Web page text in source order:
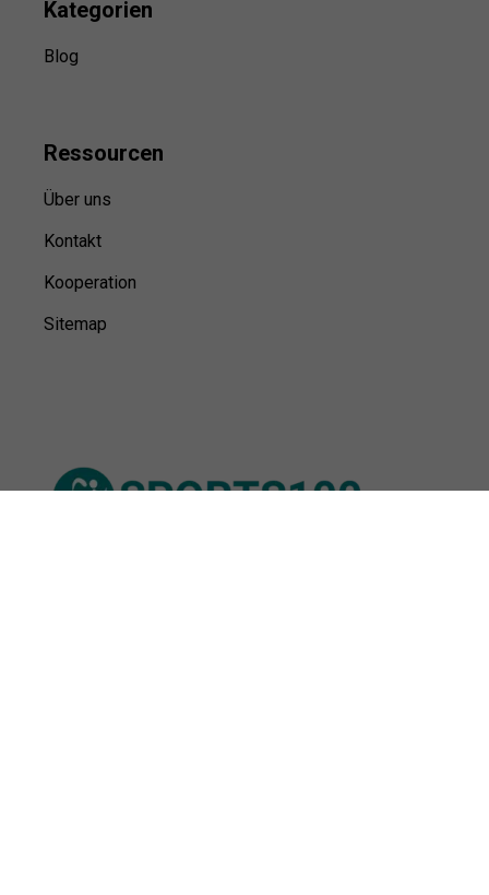
Kategorien
Blog
Ressourcen
Über uns
Kontakt
Kooperation
Sitemap